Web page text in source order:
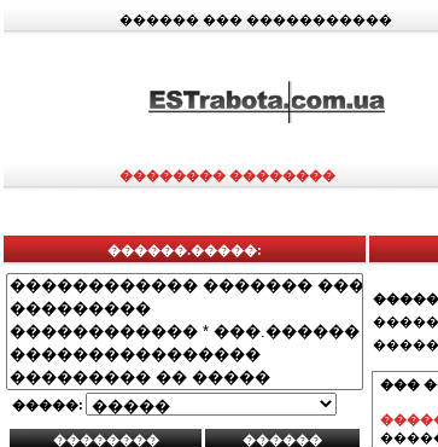
������ ��� �����������
�������� ��������
������.�����:
�����:
���